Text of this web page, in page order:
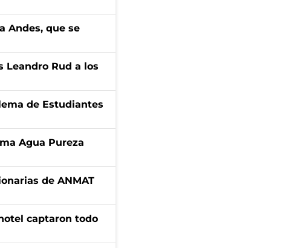
Andes, que se
Leandro Rud a los
de Estudiantes
Agua Pureza
de ANMAT
captaron todo